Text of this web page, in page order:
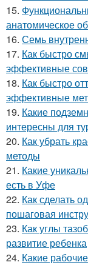
15.
анатомическое
16. Семь
17. Как быстро
эффективные
18. Как быстро
эффективные
19. Какие
интересны для
20. Как убрать
методы
21. Какие
есть в Уфе
22. Как сделать
пошаговая
23. Как углы
развитие ребенка
24. Какие